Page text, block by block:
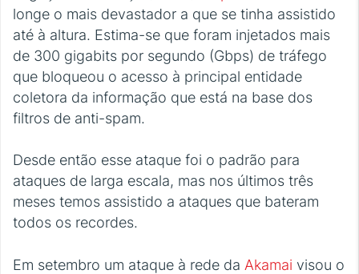
longe o mais devastador a que se tinha assistido
até à altura. Estima-se que foram injetados mais
de 300 gigabits por segundo (Gbps) de tráfego
que bloqueou o acesso à principal entidade
coletora da informação que está na base dos
filtros de anti-spam.
Desde então esse ataque foi o padrão para
ataques de larga escala, mas nos últimos três
meses temos assistido a ataques que bateram
todos os recordes.
Em setembro um ataque à rede da Akamai visou o